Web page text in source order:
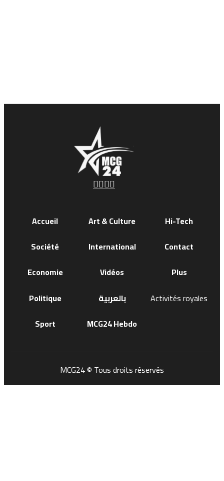
Accueil
Société
Economie
Politique
Sport
Art & Culture
International
Vidéos
بالعربية
MCG24 Hebdo
Hi-Tech
Contact
Plus
Activités royales
MCG24 © Tous droits réservés